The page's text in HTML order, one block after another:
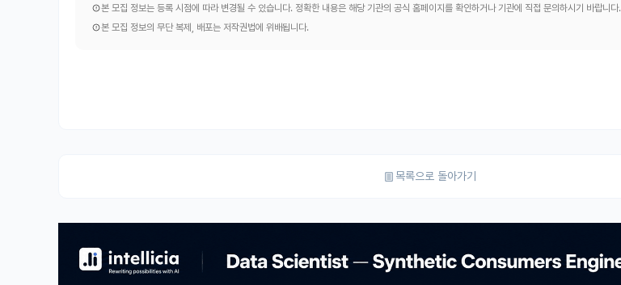
본 모집 정보는 등록 시점에 따라 변경될 수 있습니다. 정확한 내용은 해당 기관의 공식 홈페이지를 확인하거나 기관에 직접 문의하시기 바랍니다.
본 모집 정보의 무단 복제, 배포는 저작권법에 위배됩니다.
목록으로 돌아가기